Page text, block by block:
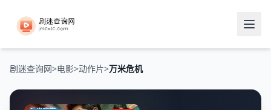
剧迷查询网>电影>动作片>万米危机